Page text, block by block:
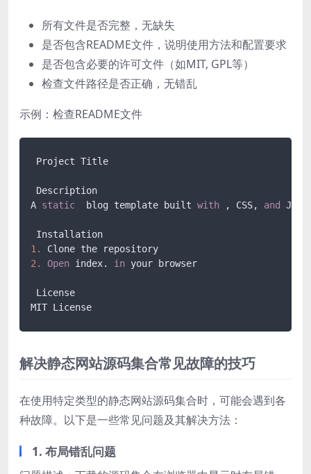
所有文件是否完整，无缺失
是否包含README文件，说明使用方法和配置要求
是否包含必要的许可文件（如MIT, GPL等）
检查文件路径是否正确，无错乱
示例：检查README文件
Project Title
Description
A static
  blog template built
with , CSS, and
1.
2.
Open index. in your browser
License
MIT License
解决静态网站源码集合常见故障的技巧
在使用特定类型的静态网站源码集合时，可能会遇到各
种故障。以下是一些常见问题及其解决方法：
1. 布局错乱问题